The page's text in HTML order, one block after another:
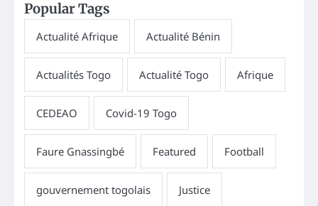
Popular Tags